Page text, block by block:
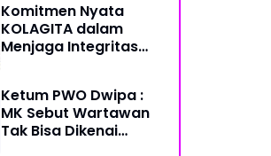
Komitmen Nyata
KOLAGITA dalam
Menjaga Integritas
Ketum PWO Dwipa :
MK Sebut Wartawan
Tak Bisa Dikenai